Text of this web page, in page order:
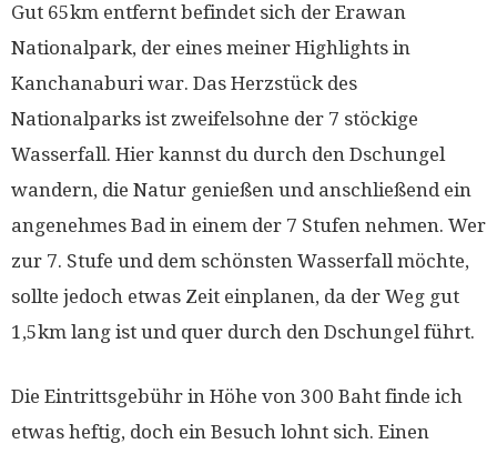
Gut 65km entfernt befindet sich der Erawan
Nationalpark, der eines meiner Highlights in
Kanchanaburi war. Das Herzstück des
Nationalparks ist zweifelsohne der 7 stöckige
Wasserfall. Hier kannst du durch den Dschungel
wandern, die Natur genießen und anschließend ein
angenehmes Bad in einem der 7 Stufen nehmen. Wer
zur 7. Stufe und dem schönsten Wasserfall möchte,
sollte jedoch etwas Zeit einplanen, da der Weg gut
1,5km lang ist und quer durch den Dschungel führt.
Die Eintrittsgebühr in Höhe von 300 Baht finde ich
etwas heftig, doch ein Besuch lohnt sich. Einen